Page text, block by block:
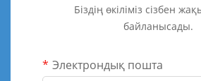
Біздің өкіліміз сізбен
байланысады.
Электрондық пошта